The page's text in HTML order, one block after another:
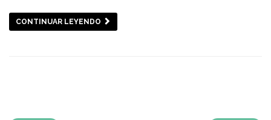
CONTINUAR LEYENDO